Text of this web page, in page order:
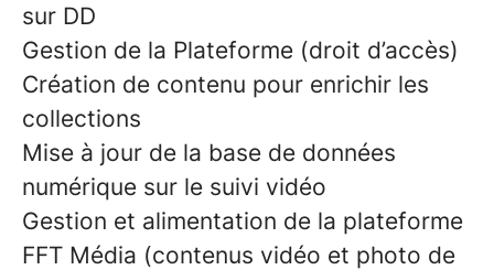
sur DD
Gestion de la Plateforme (droit d’accès)
Création de contenu pour enrichir les
collections
Mise à jour de la base de données
numérique sur le suivi vidéo
Gestion et alimentation de la plateforme
FFT Média (contenus vidéo et photo de